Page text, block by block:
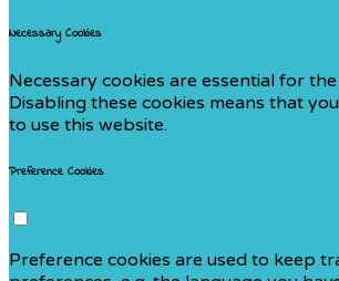
Necessary Cookies
Necessary cookies are essential for
Disabling these cookies means that
to use this website.
Preference Cookies
Preference cookies are used to keep